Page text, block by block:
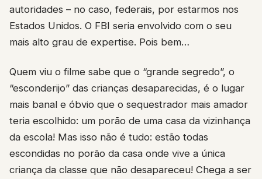
autoridades – no caso, federais, por estarmos nos
Estados Unidos. O FBI seria envolvido com o seu
mais alto grau de expertise. Pois bem…
Quem viu o filme sabe que o “grande segredo”, o
“esconderijo” das crianças desaparecidas, é o lugar
mais banal e óbvio que o sequestrador mais amador
teria escolhido: um porão de uma casa da vizinhança
da escola! Mas isso não é tudo: estão todas
escondidas no porão da casa onde vive a única
criança da classe que não desapareceu! Chega a ser